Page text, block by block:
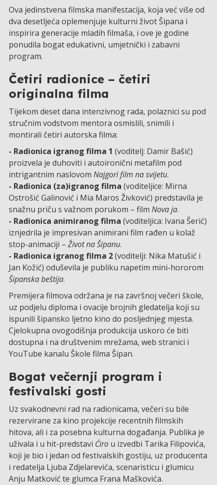
Ova jedinstvena filmska manifestacija, koja već više od
dva desetljeća oplemenjuje kulturni život Šipana i
inspirira generacije mladih filmaša, i ove je godine
ponudila bogat edukativni, umjetnički i zabavni
program.
Četiri radionice – četiri
originalna filma
Tijekom deset dana intenzivnog rada, polaznici su pod
stručnim vodstvom mentora osmislili, snimili i
montirali četiri autorska filma:
- Radionica igranog filma 1 (voditelj: Damir Bašić)
proizvela je duhoviti i autoironični metafilm pod
intrigantnim naslovom Najgori film na svijetu.
- Radionica (za)igranog filma (voditeljice: Mirna
Ostrošić Galinović i Mia Maros Živković) predstavila je
snažnu priču s važnom porukom – film Nova ja.
- Radionica animiranog filma (voditeljica: Ivana Šerić)
iznjedrila je impresivan animirani film rađen u kolaž
stop-animaciji – Život na Šipanu.
- Radionica igranog filma 2(voditelji: Nika Matušić i
Jan Kožić) oduševila je publiku napetim mini-hororom
Šipanska beštija.
Premijera filmova održana je na završnoj večeri škole,
uz podjelu diploma i ovacije brojnih gledatelja koji su
ispunili šipansko ljetno kino do posljednjeg mjesta.
Cjelokupna ovogodišnja produkcija uskoro će biti
dostupna i na društvenim mrežama, web stranici i
YouTube kanalu Škole filma Šipan.
Bogat večernji program i
festivalski gosti
Uz svakodnevni rad na radionicama, večeri su bile
rezervirane za kino projekcije recentnih filmskih
hitova, ali i za posebna kulturna događanja. Publika je
uživala i u hit-predstavi Ćirou izvedbi Tarika Filipovića,
koji je bio i jedan od festivalskih gostiju, uz producenta
i redatelja Ljuba Zdjelarevića, scenaristicu i glumicu
Anju Matković te glumca Frana Maškovića.